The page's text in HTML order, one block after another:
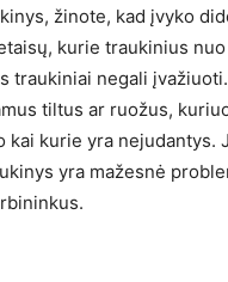
žinote, kad įvyko
kurie traukinius
traukiniai negali
tiltus ar ruožus,
kai kurie yra nejudantys.
yra mažesnė